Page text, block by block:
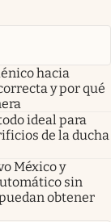
hacia
y por qué
ideal para
de la ducha
México y
sin
obtener